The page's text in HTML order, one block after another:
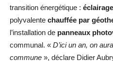
transition énergétique :
polyvalente chauffée par
l’installation de panneaux
communal. « D’ici un an, on aura
commune », déclare Didier